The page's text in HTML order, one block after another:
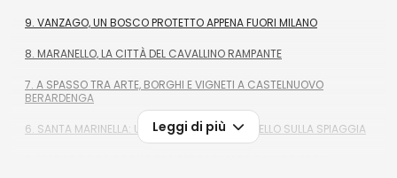
9. VANZAGO, UN BOSCO PROTETTO APPENA FUORI MILANO
8. MARANELLO, LA CITTÀ DEL CAVALLINO RAMPANTE
7. A SPASSO TRA ARTE, BORGHI E VIGNETI A CASTELNUOVO
BERARDENGA
6. SANTA MARINELLA: UN AFFASCINANTE CASTELLO SULLA SPIAGGIA
Leggi di più